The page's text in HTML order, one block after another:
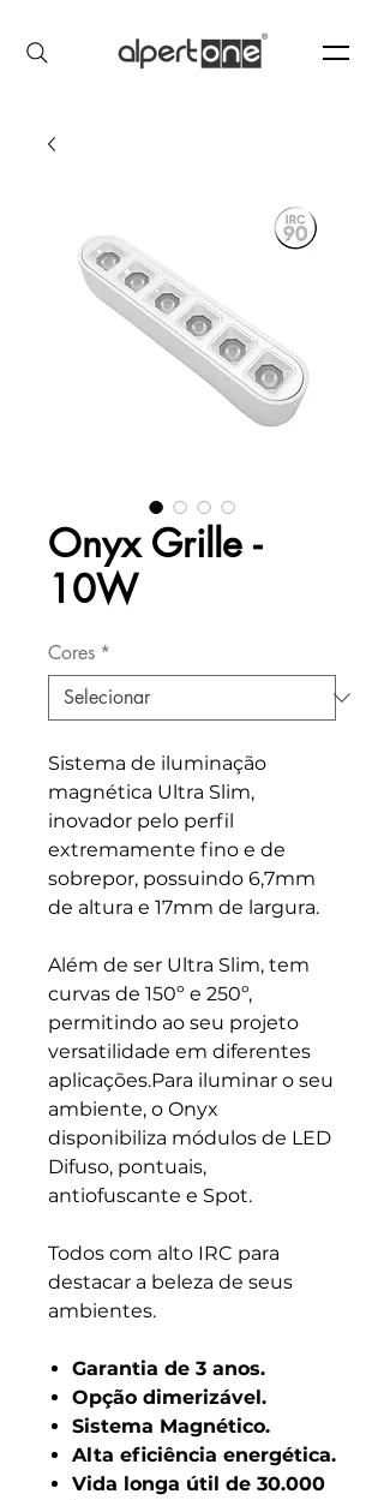
Onyx Grille -
10W
Cores *
Sistema de iluminação
magnética Ultra Slim,
inovador pelo perfil
extremamente fino e de
sobrepor, possuindo 6,7mm
de altura e 17mm de largura.
Além de ser Ultra Slim, tem
curvas de 150º e 250º,
permitindo ao seu projeto
versatilidade em diferentes
aplicações.Para iluminar o seu
ambiente, o Onyx
disponibiliza módulos de LED
Difuso, pontuais,
antiofuscante e Spot.
Todos com alto IRC para
destacar a beleza de seus
ambientes.
Garantia de 3 anos.
Opção dimerizável.
Sistema Magnético.
Alta eficiência energética.
Vida longa útil de 30.000